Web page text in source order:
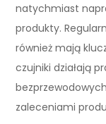
natychmiast
produkty.
również mają
czujniki działają
zaleceniami